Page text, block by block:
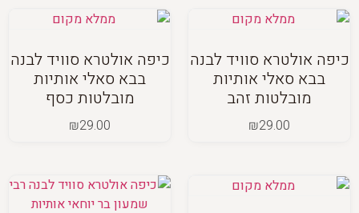
כיפה אולטרא סוויד לבנה
בבא סאלי אותיות
מובלטות זהב
₪29.00
כיפה אולטרא סוויד לבנה
בבא סאלי אותיות
מובלטות כסף
₪29.00